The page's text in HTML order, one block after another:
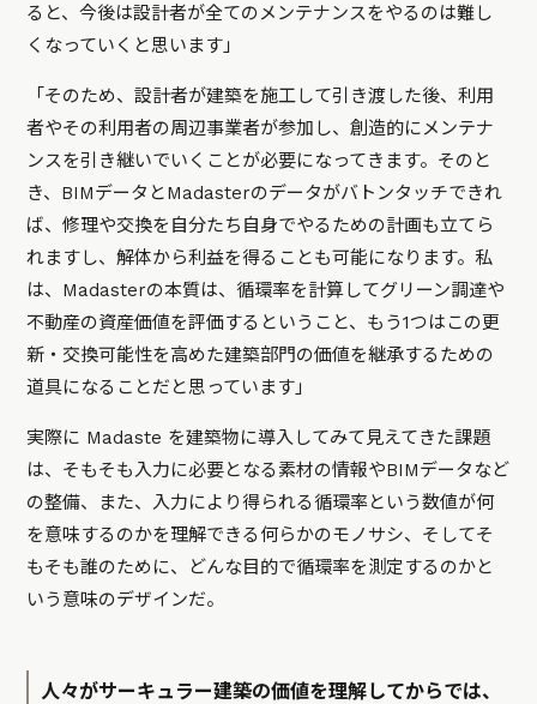
ると、今後は設計者が全てのメンテナンスをやるのは難し
くなっていくと思います」
「そのため、設計者が建築を施工して引き渡した後、利用
者やその利用者の周辺事業者が参加し、創造的にメンテナ
ンスを引き継いでいくことが必要になってきます。そのと
き、BIMデータとMadasterのデータがバトンタッチできれ
ば、修理や交換を自分たち自身でやるための計画も立てら
れますし、解体から利益を得ることも可能になります。私
は、Madasterの本質は、循環率を計算してグリーン調達や
不動産の資産価値を評価するということ、もう1つはこの更
新・交換可能性を高めた建築部門の価値を継承するための
道具になることだと思っています」
実際に Madaste を建築物に導入してみて見えてきた課題
は、そもそも入力に必要となる素材の情報やBIMデータなど
の整備、また、入力により得られる循環率という数値が何
を意味するのかを理解できる何らかのモノサシ、そしてそ
もそも誰のために、どんな目的で循環率を測定するのかと
いう意味のデザインだ。
人々がサーキュラー建築の価値を理解してからでは、